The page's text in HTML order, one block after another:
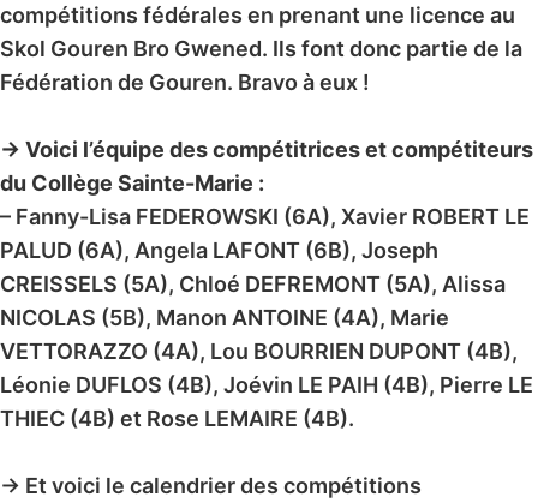
compétitions fédérales en prenant une licence au
Skol Gouren Bro Gwened. Ils font donc partie de la
Fédération de Gouren. Bravo à eux !
→ Voici l’équipe des compétitrices et compétiteurs
du Collège Sainte-Marie :
– Fanny-Lisa FEDEROWSKI (6A), Xavier ROBERT LE
PALUD (6A), Angela LAFONT (6B), Joseph
CREISSELS (5A), Chloé DEFREMONT (5A), Alissa
NICOLAS (5B), Manon ANTOINE (4A), Marie
VETTORAZZO (4A), Lou BOURRIEN DUPONT (4B),
Léonie DUFLOS (4B), Joévin LE PAIH (4B), Pierre LE
THIEC (4B) et Rose LEMAIRE (4B).
→ Et voici le calendrier des compétitions